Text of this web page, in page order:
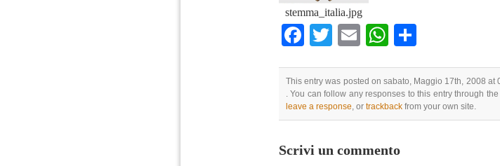
stemma_italia.jpg
Facebook
Twitter
EmailWhatsApp
This entry was posted on sabato, Maggio 17th, 2008 at
. You can follow any responses to this entry through the
leave a response , or trackback from your own site.
Scrivi un commento